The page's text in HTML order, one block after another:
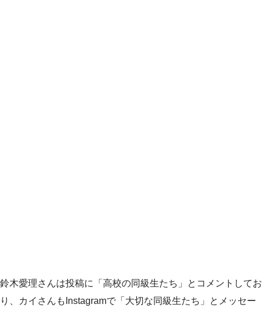
鈴木愛理さんは投稿に「高校の同級生たち」とコメントしてお
り、カイさんもInstagramで「大切な同級生たち」とメッセー